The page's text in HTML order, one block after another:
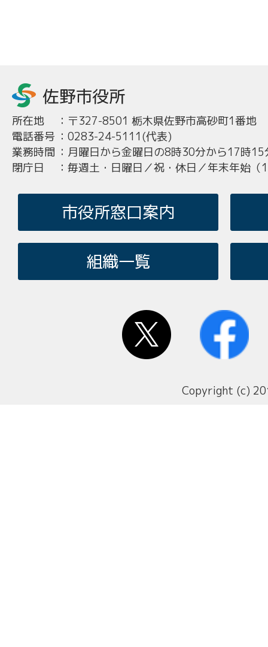
所在地 ： 〒327-8501 栃木県佐野市高砂町1番地
電話番号 ： 0283-24-5111(代表)
業務時間 ： 月曜日から金曜日の8時30分から17時15
閉庁日
： 毎週土・日曜日／祝・休日／年末年始
市役所窓口案内
組織一覧
Copyright (c)